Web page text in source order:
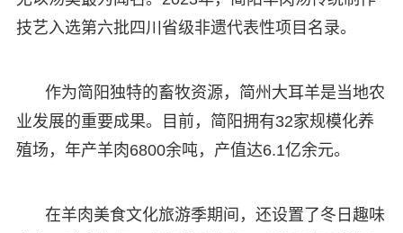
技艺入选第六批四川省级非遗代表性项目名录。
作为简阳独特的畜牧资源，简州大耳羊是当地农
业发展的重要成果。目前，简阳拥有32家规模化养
殖场，年产羊肉6800余吨，产值达6.1亿余元。
在羊肉美食文化旅游季期间，还设置了冬日趣味